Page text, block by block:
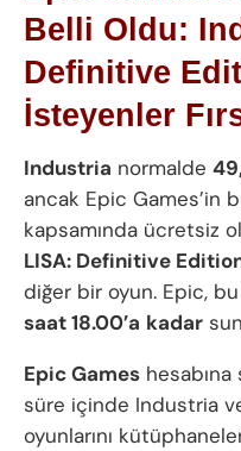
Belli Oldu:
Definitive
İsteyenler
Industria normalde
ancak Epic Games’in
kapsamında ücretsiz
LISA: Definitive
diğer bir oyun. Epic,
saat 18.00’a kadar
Epic Games hesabına
süre içinde Industria
oyunlarını